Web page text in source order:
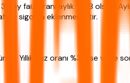
faiz oranı aylık %2.8 olsun.
ve sigorta eklenmemiştir.
Yıllık faiz oranı %36 ise vade